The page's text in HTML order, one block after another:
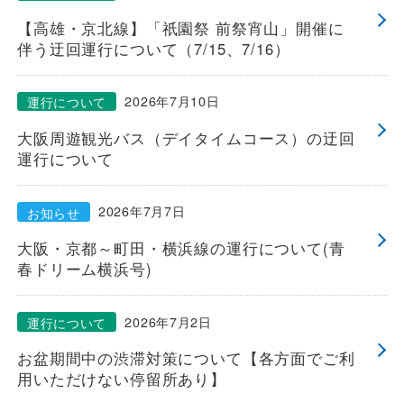
【高雄・京北線】「祇園祭 前祭宵山」開催に
伴う迂回運行について（7/15、7/16）
大阪周遊観光バス（デイタイムコース）の迂回
運行について
2026年7月10日
運行について
大阪・京都～町田・横浜線の運行について(青
春ドリーム横浜号)
2026年7月7日
お知らせ
お盆期間中の渋滞対策について【各方面でご利
用いただけない停留所あり】
2026年7月2日
運行について